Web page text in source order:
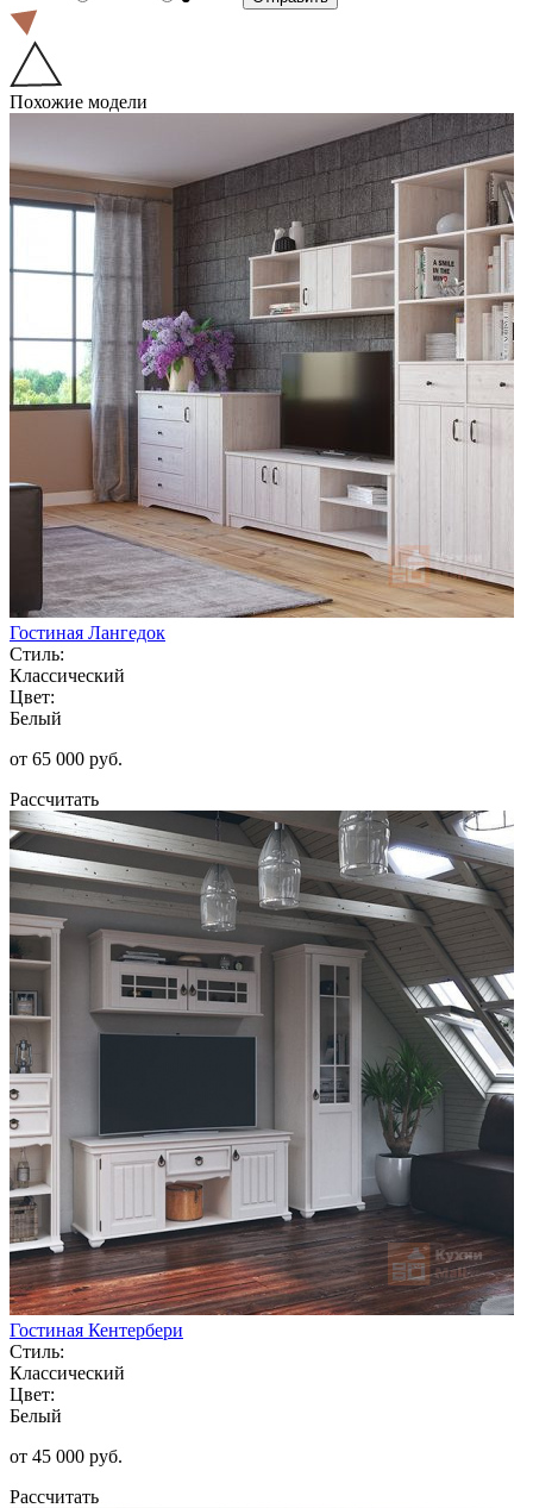
Похожие модели
Гостиная Лангедок
Стиль:
Классический
Цвет:
Белый
от 65 000 руб.
Рассчитать
Гостиная Кентербери
Стиль:
Классический
Цвет:
Белый
от 45 000 руб.
Рассчитать